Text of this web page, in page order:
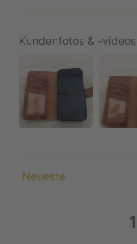
Kundenfotos & -videos
Sort by
1